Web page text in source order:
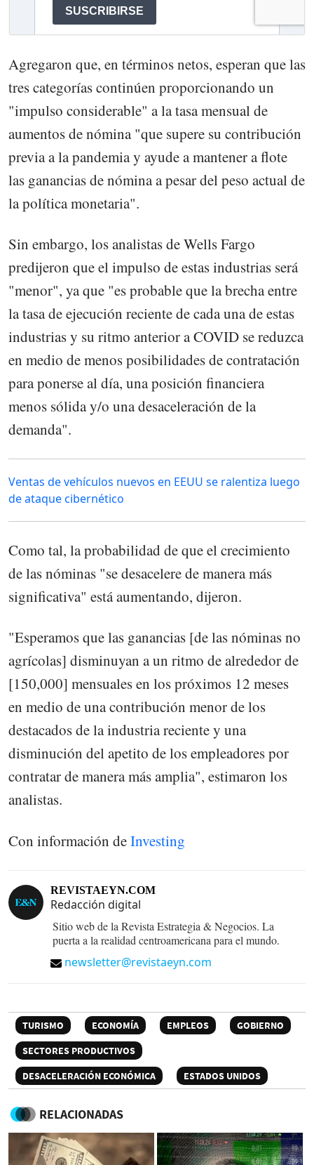
Agregaron que, en términos netos, esperan que las
tres categorías continúen proporcionando un
"impulso considerable" a la tasa mensual de
aumentos de nómina "que supere su contribución
previa a la pandemia y ayude a mantener a flote
las ganancias de nómina a pesar del peso actual de
la política monetaria".
Sin embargo, los analistas de Wells Fargo
predijeron que el impulso de estas industrias será
"menor", ya que "es probable que la brecha entre
la tasa de ejecución reciente de cada una de estas
industrias y su ritmo anterior a COVID se reduzca
en medio de menos posibilidades de contratación
para ponerse al día, una posición financiera
menos sólida y/o una desaceleración de la
demanda".
Ventas de vehículos nuevos en EEUU se ralentiza luego
de ataque cibernético
Como tal, la probabilidad de que el crecimiento
de las nóminas "se desacelere de manera más
significativa" está aumentando, dijeron.
"Esperamos que las ganancias [de las nóminas no
agrícolas] disminuyan a un ritmo de alrededor de
[150,000] mensuales en los próximos 12 meses
en medio de una contribución menor de los
destacados de la industria reciente y una
disminución del apetito de los empleadores por
contratar de manera más amplia", estimaron los
analistas.
Con información deInvesting
REVISTAEYN.COM
Redacción digital
Sitio web de la Revista Estrategia & Negocios. La
puerta a la realidad centroamericana para el mundo.
newsletter@revistaeyn.com
TURISMO ECONOMÍA EMPLEOS
GOBIERNO
SECTORES PRODUCTIVOS
DESACELERACIÓN ECONÓMICA
ESTADOS UNIDOS
RELACIONADAS